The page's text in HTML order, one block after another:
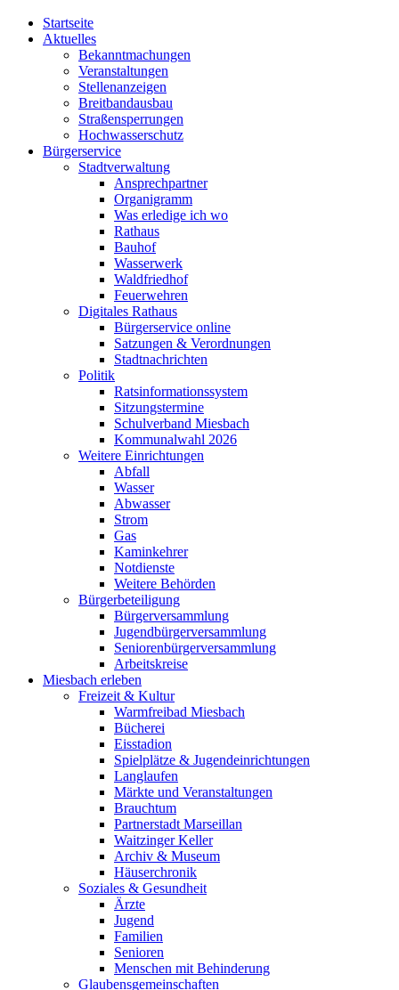
Startseite
Aktuelles
Bekanntmachungen
Veranstaltungen
Stellenanzeigen
Breitbandausbau
Straßensperrungen
Hochwasserschutz
Bürgerservice
Stadtverwaltung
Ansprechpartner
Organigramm
Was erledige ich wo
Rathaus
Bauhof
Wasserwerk
Waldfriedhof
Feuerwehren
Digitales Rathaus
Bürgerservice online
Satzungen & Verordnungen
Stadtnachrichten
Politik
Ratsinformationssystem
Sitzungstermine
Schulverband Miesbach
Kommunalwahl 2026
Weitere Einrichtungen
Abfall
Wasser
Abwasser
Strom
Gas
Kaminkehrer
Notdienste
Weitere Behörden
Bürgerbeteiligung
Bürgerversammlung
Jugendbürgerversammlung
Seniorenbürgerversammlung
Arbeitskreise
Miesbach erleben
Freizeit & Kultur
Warmfreibad Miesbach
Bücherei
Eisstadion
Spielplätze & Jugendeinrichtungen
Langlaufen
Märkte und Veranstaltungen
Brauchtum
Partnerstadt Marseillan
Waitzinger Keller
Archiv & Museum
Häuserchronik
Soziales & Gesundheit
Ärzte
Jugend
Familien
Senioren
Menschen mit Behinderung
Glaubensgemeinschaften